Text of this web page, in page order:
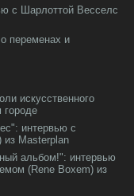
с Шарлоттой Весселс
переменах и
искусственного
городе
интервью с
из Masterplan
альбом!": интервью
(Rene Boxem) из